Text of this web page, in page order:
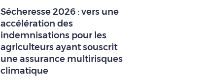
Sécheresse 2026 : vers une
accélération des
indemnisations pour les
agriculteurs ayant souscrit
une assurance multirisques
climatique